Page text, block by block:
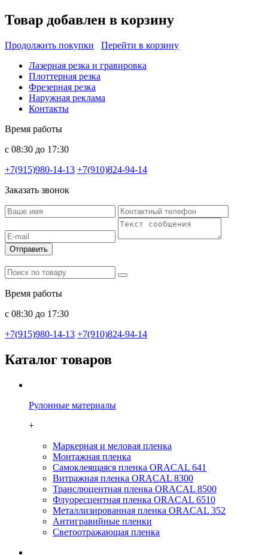
Товар добавлен в корзину
Продолжить покупки
Перейти в корзину
Лазерная резка и гравировка
Плоттерная резка
Фрезерная резка
Наружная реклама
Контакты
Время работы
с 08:30 до 17:30
+7(915)980-14-13 +7(910)824-94-14
Заказать звонок
Отправить
Время работы
с 08:30 до 17:30
+7(915)980-14-13 +7(910)824-94-14
Каталог товаров
Рулонные материалы
+
Маркерная и меловая пленка
Монтажная пленка
Самоклеящаяся пленка ORACAL 641
Витражная пленка ORACAL 8300
Транслюцентная пленка ORACAL 8500
Флуоресцентная пленка ORACAL 6510
Металлизированная пленка ORACAL 352
Антигравийные пленки
Светоотражающая пленка